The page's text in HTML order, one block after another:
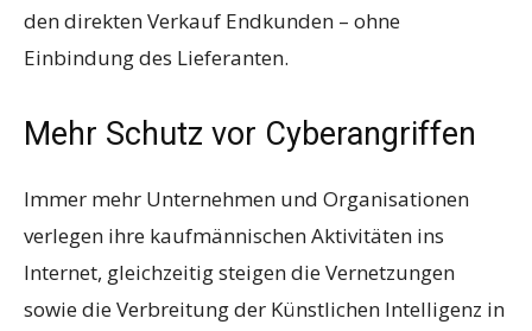
den direkten Verkauf Endkunden – ohne
Einbindung des Lieferanten.
Mehr Schutz vor Cyberangriffen
Immer mehr Unternehmen und Organisationen
verlegen ihre kaufmännischen Aktivitäten ins
Internet, gleichzeitig steigen die Vernetzungen
sowie die Verbreitung der Künstlichen Intelligenz in